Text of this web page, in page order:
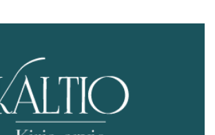
Sámegillii
Paperilehdestä
Oulu2026
Näyttelyt
Musiikki
Levyt